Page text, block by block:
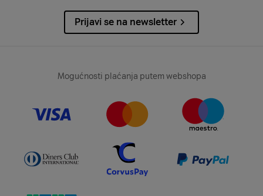
Prijavi se na newsletter
Mogućnosti plaćanja putem webshopa